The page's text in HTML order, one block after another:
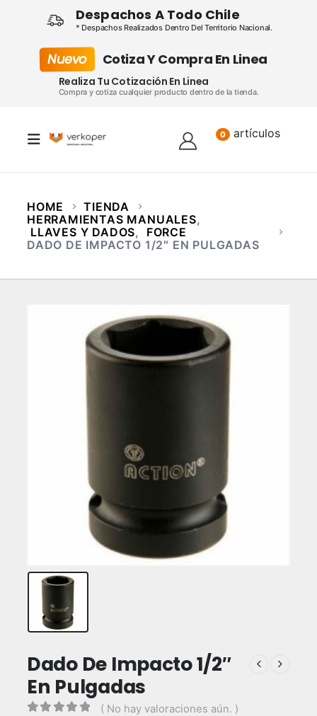
Despachos A Todo Chile
* Despachos Realizados Dentro Del Territorio Nacional.
Nuevo Cotiza Y Compra En Linea
Realiza Tu Cotización En Linea
Compra y cotiza cualquier producto dentro de la tienda.
0 artículos
HOME
TIENDA
HERRAMIENTAS MANUALES,
LLAVES Y DADOS,
FORCE
DADO DE IMPACTO 1/2″ EN PULGADAS
Dado De Impacto 1/2″
En Pulgadas
( No hay valoraciones aún. )